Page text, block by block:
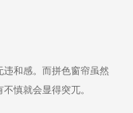
和感。而拼色窗帘虽然
慎就会显得突兀。